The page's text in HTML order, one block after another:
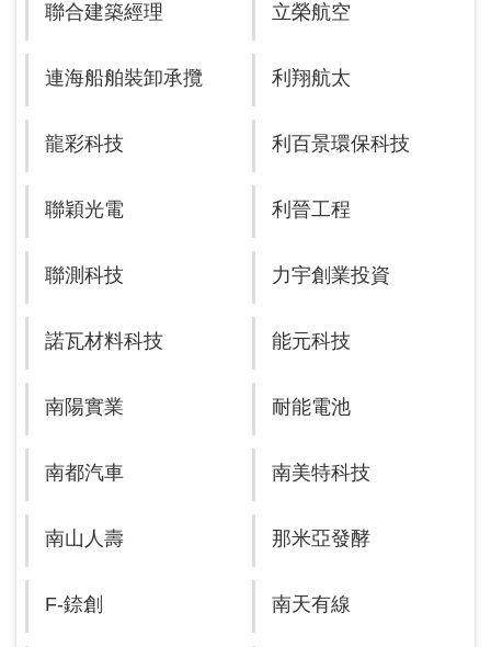
聯合建築經理 立榮航空
連海船舶裝卸承攬 利翔航太
龍彩科技 利百景環保科技
聯穎光電 利晉工程
聯測科技 力宇創業投資
諾瓦材料科技 能元科技
南陽實業 耐能電池
南都汽車 南美特科技
南山人壽 那米亞發酵
F-錼創 南天有線